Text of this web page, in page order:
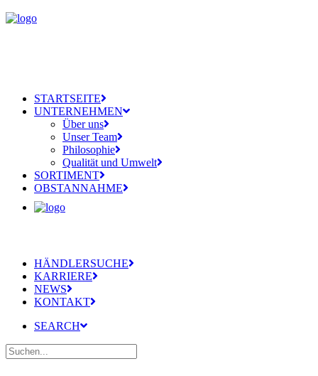
STARTSEITE
UNTERNEHMEN
Über uns
Unser Team
Philosophie
Qualität und Umwelt
SORTIMENT
OBSTANNAHME
HÄNDLERSUCHE
KARRIERE
NEWS
KONTAKT
SEARCH